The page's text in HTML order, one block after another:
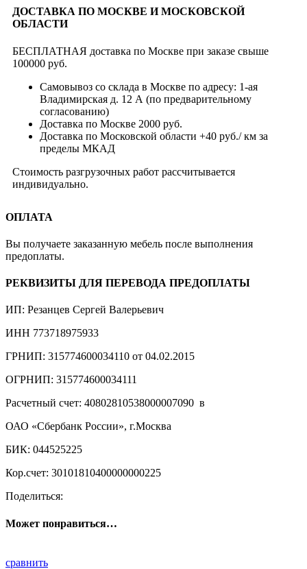
ДОСТАВКА ПО МОСКВЕ И МОСКОВСКОЙ
ОБЛАСТИ
БЕСПЛАТНАЯ доставка по Москве при заказе свыше
100000 руб.
Самовывоз со склада в Москве по адресу: 1-ая
Владимирская д. 12 А (по предварительному
согласованию)
Доставка по Москве 2000 руб.
Доставка по Московской области +40 руб./ км за
пределы МКАД
Стоимость разгрузочных работ рассчитывается
индивидуально.
ОПЛАТА
Вы получаете заказанную мебель после выполнения
предоплаты.
РЕКВИЗИТЫ ДЛЯ ПЕРЕВОДА ПРЕДОПЛАТЫ
ИП: Резанцев Сергей Валерьевич
ИНН 773718975933
ГРНИП: 315774600034110 от 04.02.2015
ОГРНИП: 315774600034111
Расчетный счет: 40802810538000007090 в
ОАО «Сбербанк России», г.Москва
БИК: 044525225
Кор.счет: 30101810400000000225
Поделиться:
Может понравиться…
сравнить